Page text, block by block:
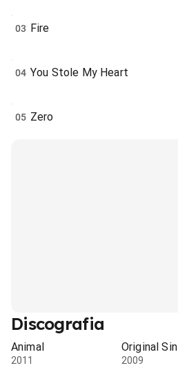
03 Fire
04 You Stole My Heart
05 Zero
Discografia
Animal
2011
Original Sin
2009